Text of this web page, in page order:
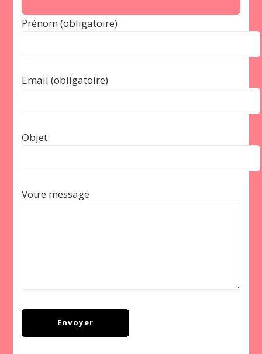
Prénom (obligatoire)
Email (obligatoire)
Objet
Votre message